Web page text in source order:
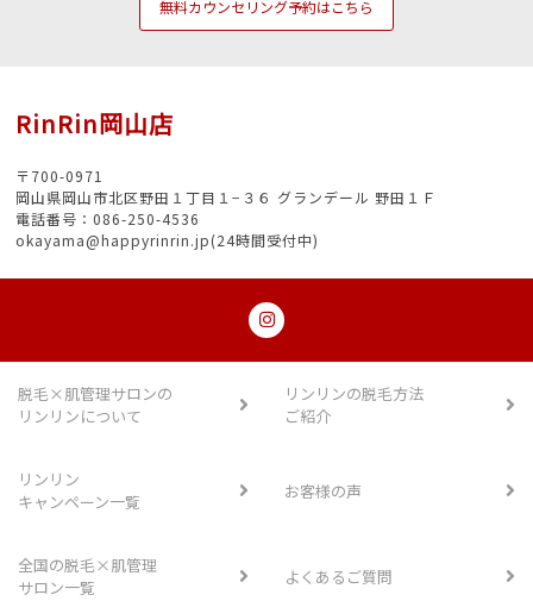
無料カウンセリング予約はこちら
RinRin岡山店
〒700-0971
岡山県岡山市北区野田１丁目１−３６ グランデール 野田１Ｆ
電話番号：086-250-4536
okayama@happyrinrin.jp(24時間受付中)
脱毛×肌管理サロンの
リンリンについて
リンリンの脱毛方法
ご紹介
リンリン
キャンペーン一覧
お客様の声
全国の脱毛×肌管理
サロン一覧
よくあるご質問